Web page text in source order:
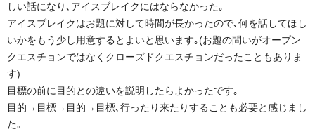
しい話になり､アイスブレイクにはならなかった｡
アイスブレイクはお題に対して時間が長かったので､何を話してほし
いかをもう少し用意するとよいと思います｡(お題の問いがオープン
クエスチョンではなくクローズドクエスチョンだったこともありま
す)
目標の前に目的との違いを説明したらよかったです｡
目的→目標→目的→目標､行ったり来たりすることも必要と感じまし
た｡